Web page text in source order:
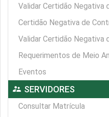
Validar Certidão Negativa
Certidão Negativa de
Validar Certidão Negativa
Requerimentos de Meio
Eventos
supervisor_account SERVIDORES
Consultar Matrícula